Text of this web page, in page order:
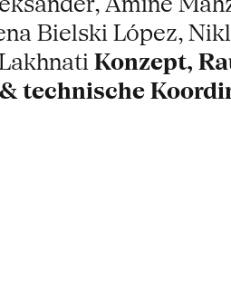
Bielski López,
Konzept,
technische